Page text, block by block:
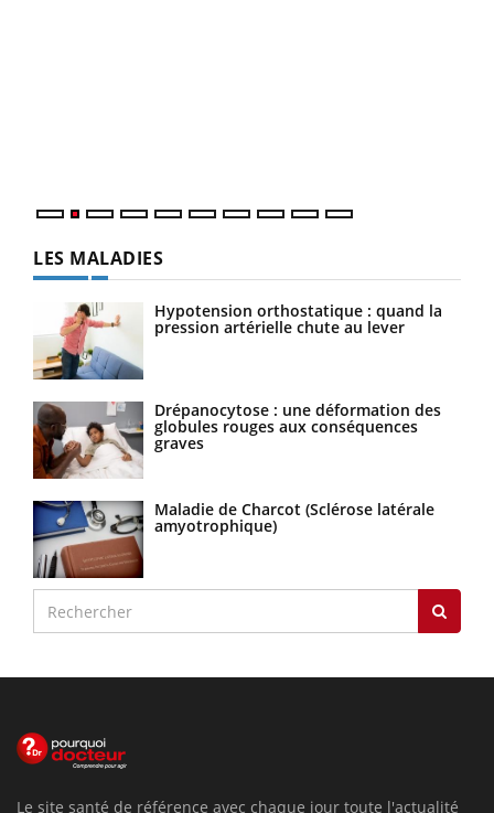
LES MALADIES
Hypotension orthostatique : quand la
pression artérielle chute au lever
Drépanocytose : une déformation des
globules rouges aux conséquences
graves
Maladie de Charcot (Sclérose latérale
amyotrophique)
Le site santé de référence avec chaque jour toute l'actualité